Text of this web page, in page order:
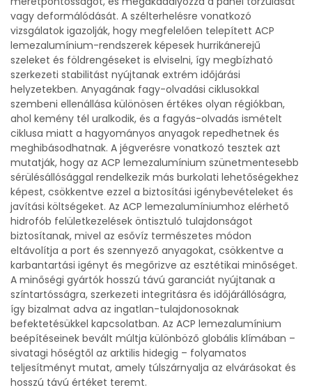
vagy deformálódását. A szélterhelésre vonatkozó
vizsgálatok igazolják, hogy megfelelően telepített ACP
lemezalumínium-rendszerek képesek hurrikánerejű
szeleket és földrengéseket is elviselni, így megbízható
szerkezeti stabilitást nyújtanak extrém időjárási
helyzetekben. Anyagának fagy-olvadási ciklusokkal
szembeni ellenállása különösen értékes olyan régiókban,
ahol kemény tél uralkodik, és a fagyás-olvadás ismételt
ciklusa miatt a hagyományos anyagok repedhetnek és
meghibásodhatnak. A jégverésre vonatkozó tesztek azt
mutatják, hogy az ACP lemezalumínium szünetmentesebb
sérülésállósággal rendelkezik más burkolati lehetőségekhez
képest, csökkentve ezzel a biztosítási igénybevételeket és
javítási költségeket. Az ACP lemezalumíniumhoz elérhető
hidrofób felületkezelések öntisztuló tulajdonságot
biztosítanak, mivel az esővíz természetes módon
eltávolítja a port és szennyező anyagokat, csökkentve a
karbantartási igényt és megőrizve az esztétikai minőséget.
A minőségi gyártók hosszú távú garanciát nyújtanak a
színtartósságra, szerkezeti integritásra és időjárállóságra,
így bizalmat adva az ingatlan-tulajdonosoknak
befektetésükkel kapcsolatban. Az ACP lemezalumínium
beépítéseinek bevált múltja különböző globális klímában –
sivatagi hőségtől az arktilis hidegig – folyamatos
teljesítményt mutat, amely túlszárnyalja az elvárásokat és
hosszú távú értéket teremt.